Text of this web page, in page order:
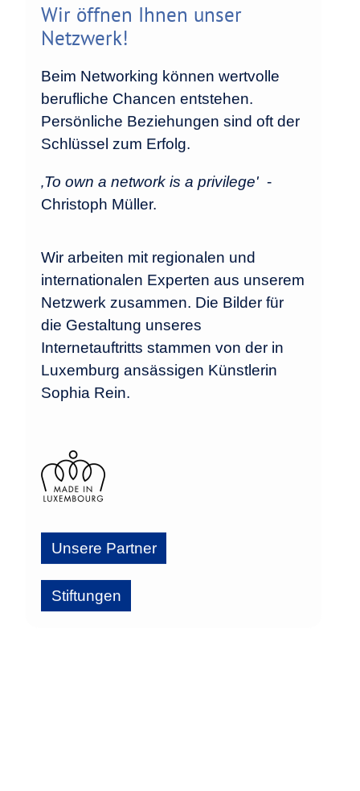
Wir öffnen Ihnen unser
Netzwerk!
Beim Networking können wertvolle
berufliche Chancen entstehen.
Persönliche Beziehungen sind oft der
Schlüssel zum Erfolg.
‚To own a network is a privilege' -
Christoph Müller.
Wir arbeiten mit regionalen und
internationalen Experten aus unserem
Netzwerk zusammen. Die Bilder für
die Gestaltung unseres
Internetauftritts stammen von der in
Luxemburg ansässigen Künstlerin
Sophia Rein.
Unsere Partner
Stiftungen